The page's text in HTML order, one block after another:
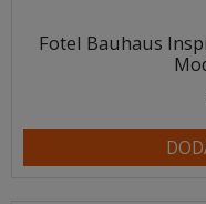
Fotel Bauhaus